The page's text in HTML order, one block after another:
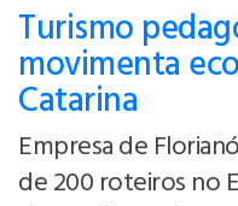
Turismo
movimenta
Catarina
Empresa de
de 200 roteiros no